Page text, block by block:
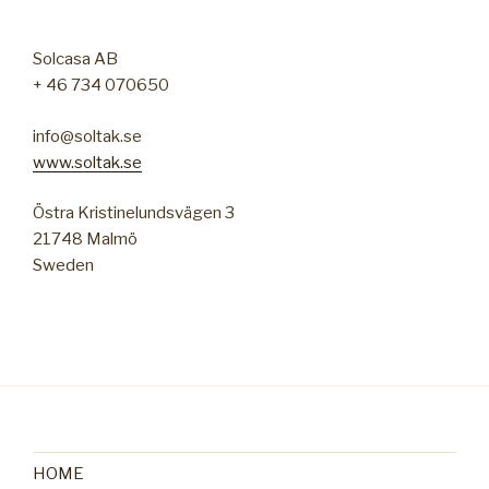
Solcasa AB
+ 46 734 070650
info@soltak.se
www.soltak.se
Östra Kristinelundsvägen 3
21748 Malmö
Sweden
HOME